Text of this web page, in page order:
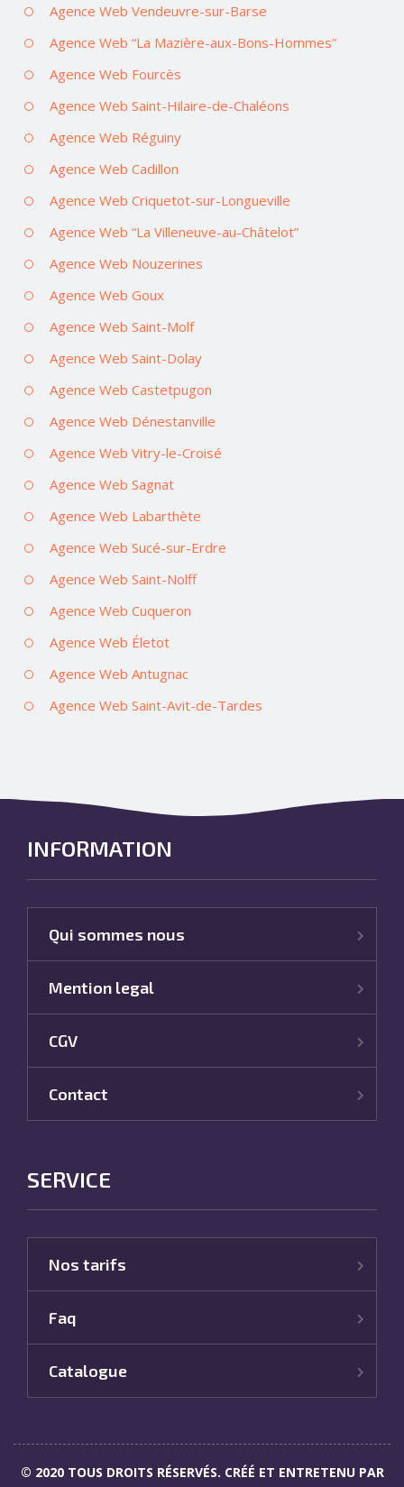
Agence Web Vendeuvre-sur-Barse
Agence Web “La Mazière-aux-Bons-Hommes”
Agence Web Fourcès
Agence Web Saint-Hilaire-de-Chaléons
Agence Web Réguiny
Agence Web Cadillon
Agence Web Criquetot-sur-Longueville
Agence Web “La Villeneuve-au-Châtelot”
Agence Web Nouzerines
Agence Web Goux
Agence Web Saint-Molf
Agence Web Saint-Dolay
Agence Web Castetpugon
Agence Web Dénestanville
Agence Web Vitry-le-Croisé
Agence Web Sagnat
Agence Web Labarthète
Agence Web Sucé-sur-Erdre
Agence Web Saint-Nolff
Agence Web Cuqueron
Agence Web Életot
Agence Web Antugnac
Agence Web Saint-Avit-de-Tardes
INFORMATION
Qui sommes nous
Mention legal
CGV
Contact
SERVICE
Nos tarifs
Faq
Catalogue
© 2020 TOUS DROITS RÉSERVÉS. CRÉÉ ET ENTRETENU PAR